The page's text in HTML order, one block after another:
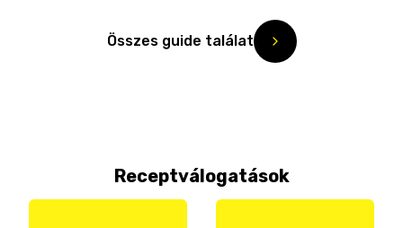
Összes guide találat
Receptválogatások